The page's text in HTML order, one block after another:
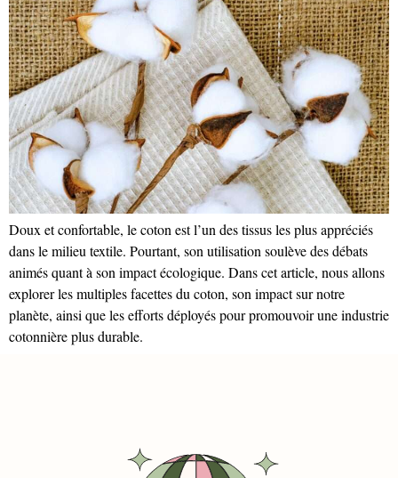
Doux et confortable, le coton est l’un des tissus les plus appréciés
dans le milieu textile. Pourtant, son utilisation soulève des débats
animés quant à son impact écologique. Dans cet article, nous allons
explorer les multiples facettes du coton, son impact sur notre
planète, ainsi que les efforts déployés pour promouvoir une industrie
cotonnière plus durable.